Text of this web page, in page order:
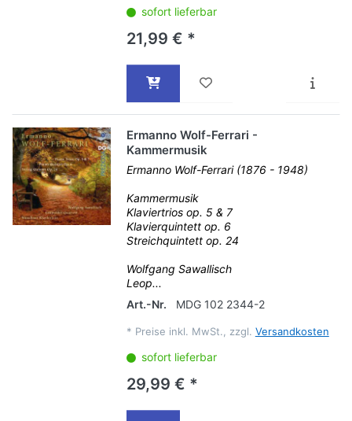
sofort lieferbar
21,99 € *
Ermanno Wolf-Ferrari -
Kammermusik
Ermanno Wolf-Ferrari (1876 - 1948)
Kammermusik
Klaviertrios op. 5 & 7
Klavierquintett op. 6
Streichquintett op. 24
Wolfgang Sawallisch
Leop...
Art.-Nr.
MDG 102 2344-2
* Preise inkl. MwSt., zzgl. Versandkosten
sofort lieferbar
29,99 € *